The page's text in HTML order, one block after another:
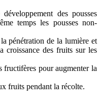
des pousses
temps les pousses non-
pénétration de la lumière et
croissance des fruits sur les
fructifères pour augmenter la
fruits pendant la récolte.